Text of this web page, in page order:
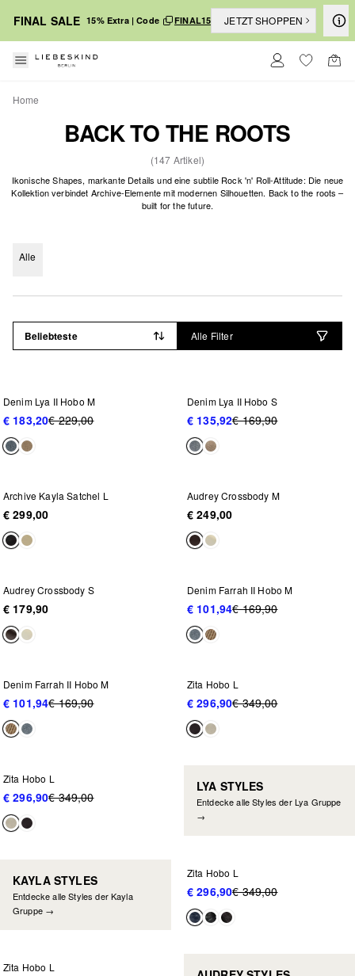
FINAL SALE 15% Extra | Code FINAL15 JETZT SHOPPEN
Home
BACK TO THE ROOTS
(147 Artikel)
Ikonische Shapes, markante Details und eine subtile Rock 'n' Roll-Attitude: Die neue
Kollektion verbindet Archive-Elemente mit modernen Silhouetten. Back to the roots –
built for the future.
Alle
Alle Filter
Beliebteste
Denim Lya II Hobo M
€ 183,20€ 229,00
Denim Lya II Hobo S
€ 135,92€ 169,90
Archive Kayla Satchel L
€ 299,00
Audrey Crossbody M
€ 249,00
Audrey Crossbody S
€ 179,90
NEU IM SALE
Denim Farrah II Hobo M
€ 101,94€ 169,90
NEU IM SALE
Denim Farrah II Hobo M
€ 101,94€ 169,90
NEU IM SALE
Zita Hobo L
€ 296,90€ 349,00
NEU IM SALE
Zita Hobo L
€ 296,90€ 349,00
LYA STYLES
Entdecke alle Styles der Lya Gruppe
→
KAYLA STYLES
Entdecke alle Styles der Kayla
Gruppe →
Zita Hobo L
€ 296,90€ 349,00
Zita Hobo L